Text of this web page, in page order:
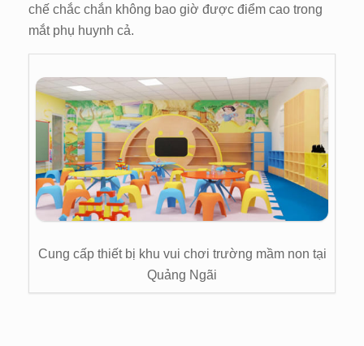
chế chắc chắn không bao giờ được điểm cao trong
mắt phụ huynh cả.
Cung cấp thiết bị khu vui chơi trường mầm non tại
Quảng Ngãi